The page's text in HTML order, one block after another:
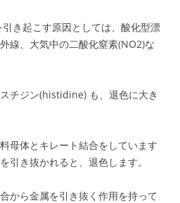
引き起こす原因としては、酸化型漂
線、大気中の二酸化窒素(NO2)な
チジン(histidine) も、退色に大き
母体とキレート結合をしています
引き抜かれると、退色します。
から金属を引き抜く作用を持って